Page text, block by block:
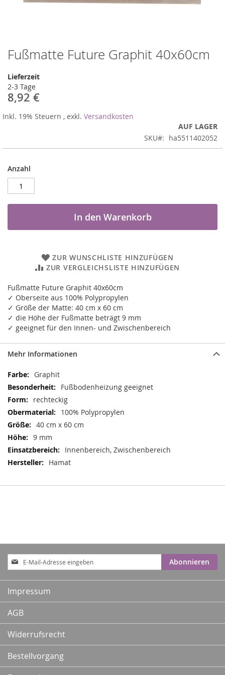
Fußmatte Future Graphit 40x60cm
Lieferzeit
2-3 Tage
8,92 €
Inkl. 19% Steuern , exkl. Versandkosten
AUF LAGER
SKU
ha5511402052
Anzahl
In den Warenkorb
ZUR WUNSCHLISTE HINZUFÜGEN
ZUR VERGLEICHSLISTE HINZUFÜGEN
Fußmatte Future Graphit 40x60cm
✓ Oberseite aus 100% Polypropylen
✓ Größe der Matte: 40 cm x 60 cm
✓ die Höhe der Fußmatte beträgt 9 mm
✓ geeignet für den Innen- und Zwischenbereich
Zum
Anfang
der
Bildergalerie
springen
Mehr Informationen
Mehr
Informationen
Graphit
Fußbodenheizung geeignet
rechteckig
100% Polypropylen
40 cm x 60 cm
9 mm
Innenbereich, Zwischenbereich
Hamat
Anmeldung
zum
Newsletter:
Abonnieren
Impressum
AGB
Widerrufsrecht
Bestellvorgang